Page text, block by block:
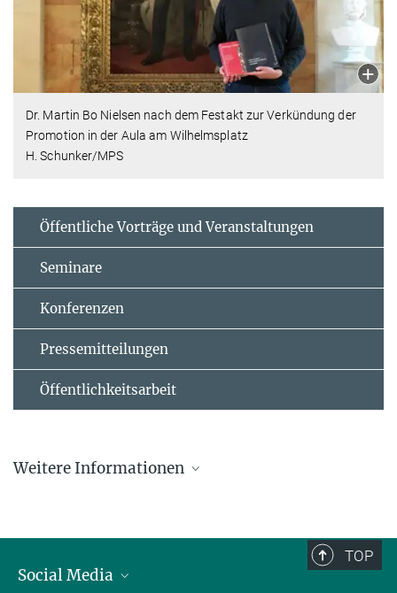
Dr. Martin Bo Nielsen nach dem Festakt zur Verkündung der
Promotion in der Aula am Wilhelmsplatz
H. Schunker/MPS
Öffentliche Vorträge und Veranstaltungen
Seminare
Konferenzen
Pressemitteilungen
Öffentlichkeitsarbeit
Weitere Informationen
Dr. Berliner - Dr. Ungewitter - Stiftung
International Max Planck Research School for Solar
TOP
Social Media